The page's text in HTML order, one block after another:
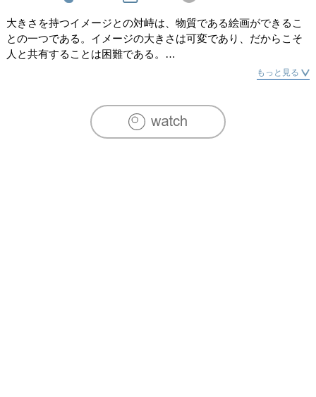
大きさを持つイメージとの対峙は、物質である絵画ができるこ
との一つである。イメージの大きさは可変であり、だからこそ
人と共有することは困難である。
見ているものをそのまま共有する方法の一つとして、実寸大の
もっと見る